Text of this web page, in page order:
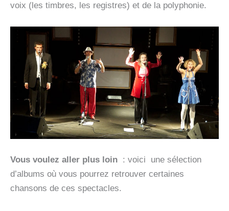
voix (les timbres, les registres) et de la polyphonie.
Vous voulez aller plus loin : voici une sélection
d’albums où vous pourrez retrouver certaines
chansons de ces spectacles.